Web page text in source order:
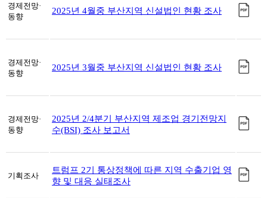
경제전망·
동향
2025년 4월중 부산지역 신설법인 현황 조사
경제전망·
동향
2025년 3월중 부산지역 신설법인 현황 조사
경제전망·
동향
2025년 2/4분기 부산지역 제조업 경기전망지
수(BSI) 조사 보고서
기획조사
트럼프 2기 통상정책에 따른 지역 수출기업 영
향 및 대응 실태조사